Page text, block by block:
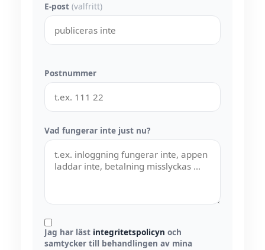
E-post (valfritt)
Postnummer
Vad fungerar inte just nu?
Jag har läst integritetspolicyn och
samtycker till behandlingen av mina